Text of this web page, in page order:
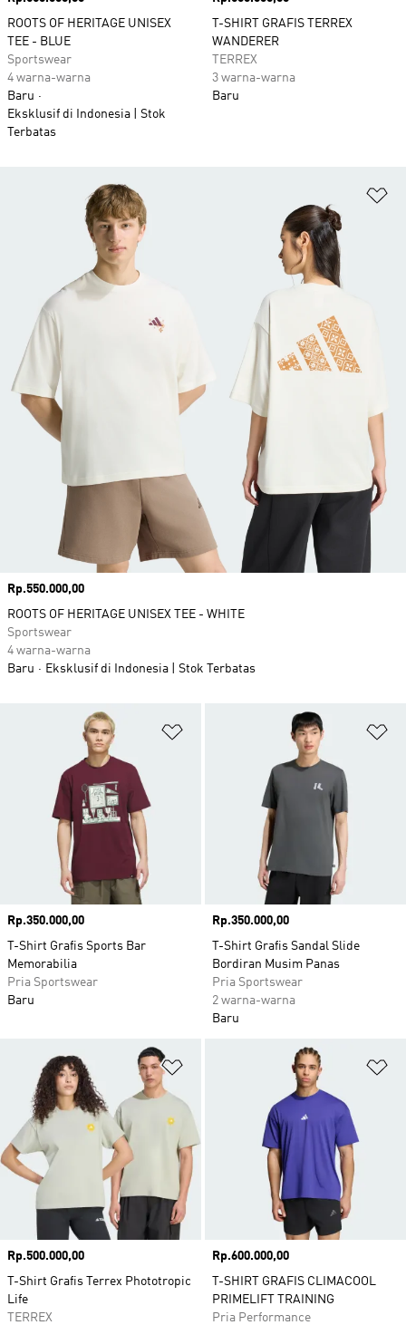
ROOTS OF HERITAGE UNISEX
TEE - BLUE
Sportswear
4 warna-warna
Baru
Eksklusif di Indonesia | Stok
Terbatas
T-SHIRT GRAFIS TERREX
WANDERER
TERREX
3 warna-warna
Baru
Tambahkan ke Wishlist
Harga
Rp.350.000,00
T-Shirt Grafis Sports Bar
Memorabilia
Pria Sportswear
Baru
Harga
Rp.350.000,00
T-Shirt Grafis Sandal Slide
Bordiran Musim Panas
Pria Sportswear
2 warna-warna
Baru
Tambahkan ke Wishlist
Harga
Rp.500.000,00
T-Shirt Grafis Terrex Phototropic
Life
TERREX
Harga
Rp.600.000,00
T-SHIRT GRAFIS CLIMACOOL
PRIMELIFT TRAINING
Pria Performance
Harga
Rp.550.000,00
ROOTS OF HERITAGE UNISEX TEE - WHITE
Sportswear
4 warna-warna
Baru
Eksklusif di Indonesia | Stok Terbatas